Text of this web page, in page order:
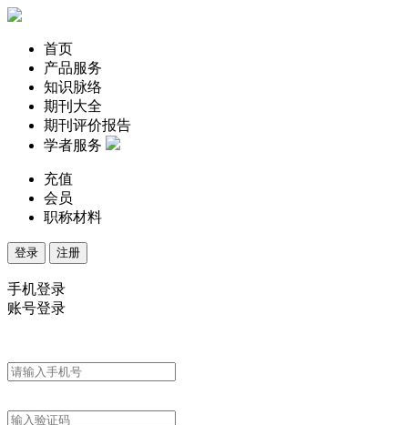
首页
产品服务
知识脉络
期刊大全
期刊评价报告
学者服务
充值
会员
职称材料
登录 注册
手机登录
账号登录